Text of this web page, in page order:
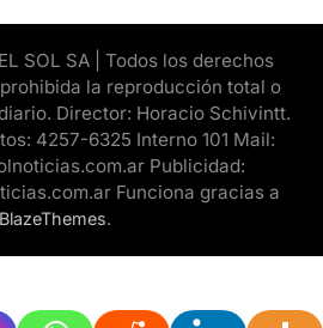
SOL SA | Todos los derechos
la reproducción total o
Director: Horacio Schivintt.
4257-6325 Interno 101 Mail:
Publicidad:
Funciona gracias a
BlazeThemes.